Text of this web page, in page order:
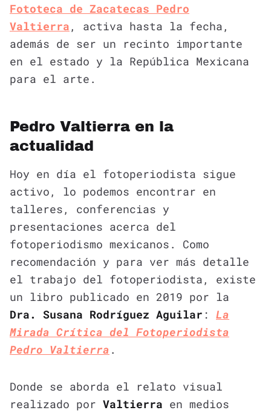
Fototeca de Zacatecas Pedro
Valtierra , activa hasta la fecha,
además de ser un recinto importante
en el estado y la República Mexicana
para el arte.
Pedro Valtierra en la
actualidad
Hoy en día el fotoperiodista sigue
activo, lo podemos encontrar en
talleres, conferencias y
presentaciones acerca del
fotoperiodismo mexicanos. Como
recomendación y para ver más detalle
el trabajo del fotoperiodista, existe
un libro publicado en 2019 por la
Dra. Susana Rodríguez Aguilar : La
Mirada Crítica del Fotoperiodista
Pedro Valtierra .
Donde se aborda el relato visual
realizado por Valtierra en medios